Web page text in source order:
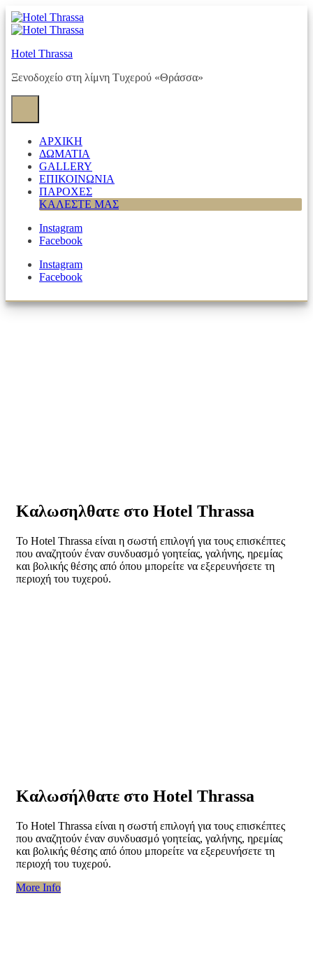
Skip
to
content
Hotel Thrassa
Ξενοδοχείο στη λίμνη Τυχερού «Θράσσα»
ΑΡΧΙΚΗ
ΔΩΜΑΤΙΑ
GALLERY
ΕΠΙΚΟΙΝΩΝΙΑ
ΠΑΡΟΧΕΣ
ΚΑΛΕΣΤΕ ΜΑΣ
Instagram
Facebook
Instagram
Facebook
Καλωσηλθατε στο Hotel Thrassa
Το Hotel Thrassa είναι η σωστή επιλογή για τους επισκέπτες
που αναζητούν έναν συνδυασμό γοητείας, γαλήνης, ηρεμίας
και βολικής θέσης από όπου μπορείτε να εξερευνήσετε τη
περιοχή του τυχερού.
Καλωσήλθατε στο Hotel Thrassa
Το Hotel Thrassa είναι η σωστή επιλογή για τους επισκέπτες
που αναζητούν έναν συνδυασμό γοητείας, γαλήνης, ηρεμίας
και βολικής θέσης από όπου μπορείτε να εξερευνήσετε τη
περιοχή του τυχερού.
More Info“Καλωσήλθατε